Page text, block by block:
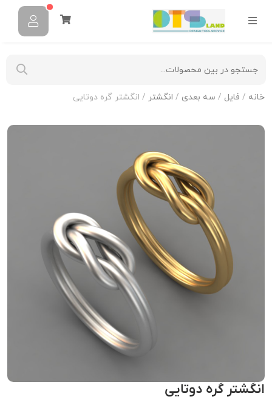
خانه / فایل / سه بعدی / انگشتر / انگشتر گره دوتایی
انگشتر گره دوتایی